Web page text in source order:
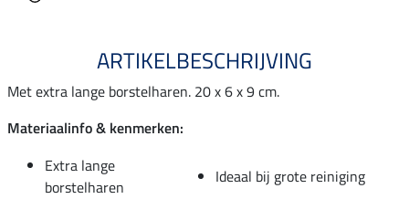
ARTIKELBESCHRIJVING
Met extra lange borstelharen. 20 x 6 x 9 cm.
Materiaalinfo & kenmerken:
Extra lange
borstelharen
Ideaal bij grote reiniging